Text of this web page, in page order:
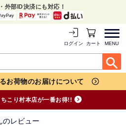
外部ID決済にも対応！
MENU
ログイン カートを見る
お荷物のお届けについて
こり村本店が一番お得!!
のレビュー